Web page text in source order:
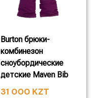
Burton брюки-
комбинезон
сноубордические
детские Maven Bib
31 000 KZT